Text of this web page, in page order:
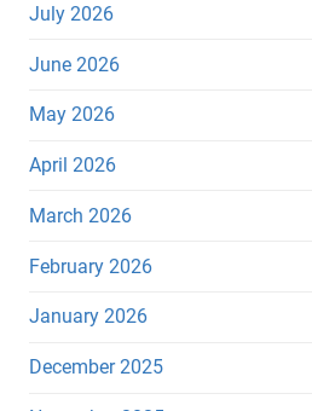
July 2026
June 2026
May 2026
April 2026
March 2026
February 2026
January 2026
December 2025